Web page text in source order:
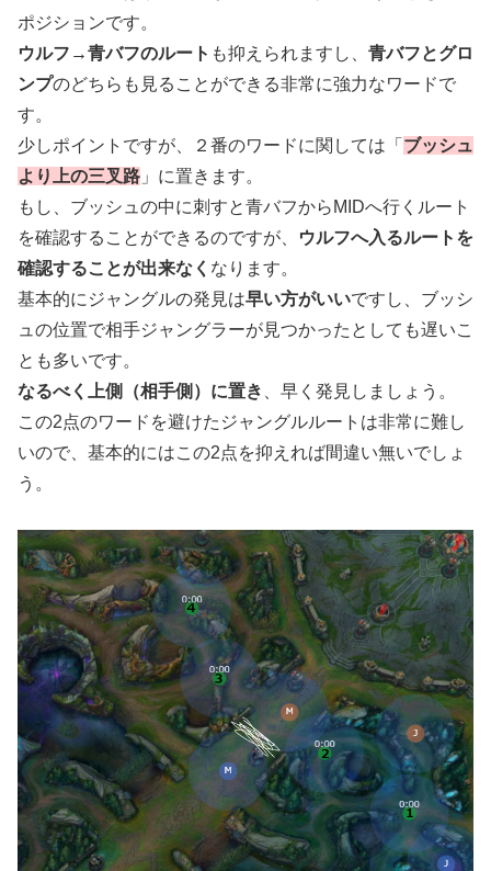
ポジションです。
ウルフ→青バフのルート も抑えられますし、 青バフとグロ
ンプのどちらも見ることができる非常に強力なワードで
す。
少しポイントですが、２番のワードに関しては「 ブッシュ
より上の三叉路 」に置きます。
もし、ブッシュの中に刺すと青バフからMIDへ行くルート
を確認することができるのですが、
ウルフへ入るルートを
確認することが出来なく なります。
基本的にジャングルの発見は早い方がいいですし、ブッシ
ュの位置で相手ジャングラーが見つかったとしても遅いこ
とも多いです。
なるべく上側（相手側）に置き
、早く発見しましょう。
この2点のワードを避けたジャングルルートは非常に難し
いので、基本的にはこの2点を抑えれば間違い無いでしょ
う。